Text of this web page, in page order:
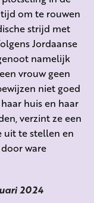
om te rouwen
strijd met
Jordaanse
namelijk
vrouw geen
niet goed
huis en haar
verzint ze een
uit te stellen en
ware
2024